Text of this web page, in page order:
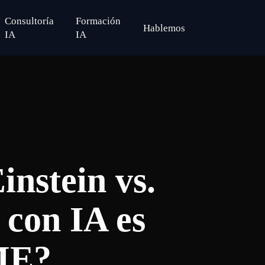
Consultoría
IA
Formación
IA
Hablemos
vs.
IA es